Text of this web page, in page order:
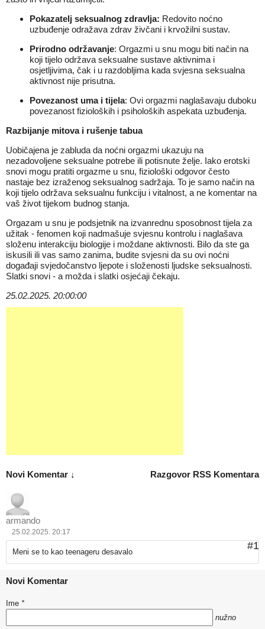
Pokazatelj seksualnog zdravlja: Redovito noćno
uzbuđenje odražava zdrav živčani i krvožilni sustav.
Prirodno održavanje: Orgazmi u snu mogu biti način na
koji tijelo održava seksualne sustave aktivnima i
osjetljivima, čak i u razdobljima kada svjesna seksualna
aktivnost nije prisutna.
Povezanost uma i tijela: Ovi orgazmi naglašavaju duboku
povezanost fizioloških i psiholoških aspekata uzbuđenja.
Razbijanje mitova i rušenje tabua
Uobičajena je zabluda da noćni orgazmi ukazuju na
nezadovoljene seksualne potrebe ili potisnute želje. Iako erotski
snovi mogu pratiti orgazme u snu, fiziološki odgovor često
nastaje bez izraženog seksualnog sadržaja. To je samo način na
koji tijelo održava seksualnu funkciju i vitalnost, a ne komentar na
vaš život tijekom budnog stanja.
Orgazam u snu je podsjetnik na izvanrednu sposobnost tijela za
užitak - fenomen koji nadmašuje svjesnu kontrolu i naglašava
složenu interakciju biologije i moždane aktivnosti. Bilo da ste ga
iskusili ili vas samo zanima, budite svjesni da su ovi noćni
događaji svjedočanstvo ljepote i složenosti ljudske seksualnosti.
Slatki snovi - a možda i slatki osjećaji čekaju.
25.02.2025. 20:00:00
Razgovor RSS Komentara
Novi Komentar ↓
armando
25.02.2025. 20:17
#1
Meni se to kao teenageru desavalo
Novi Komentar
Ime *
nužno